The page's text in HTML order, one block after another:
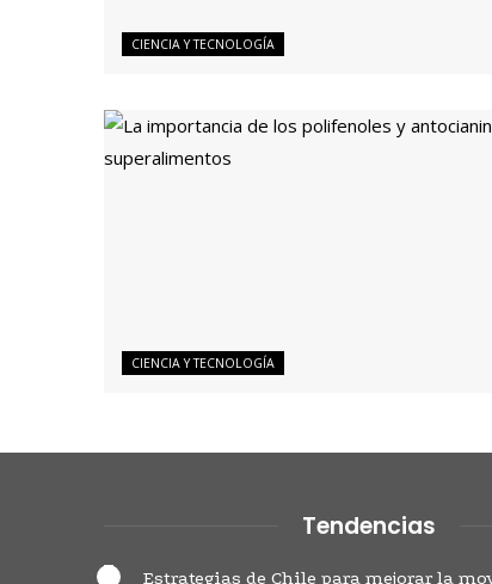
CIENCIA Y TECNOLOGÍA
CIENCIA Y TECNOLOGÍA
Tendencias
Estrategias de Chile para mejorar la